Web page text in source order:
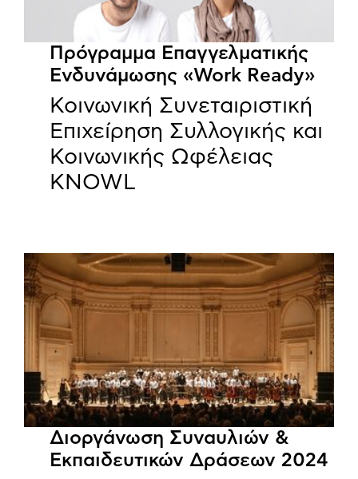
Πρόγραμμα Επαγγελματικής
Ενδυνάμωσης «Work Ready»
Κοινωνική Συνεταιριστική
Επιχείρηση Συλλογικής και
Κοινωνικής Ωφέλειας
KNOWL
Διοργάνωση Συναυλιών &
Εκπαιδευτικών Δράσεων 2024